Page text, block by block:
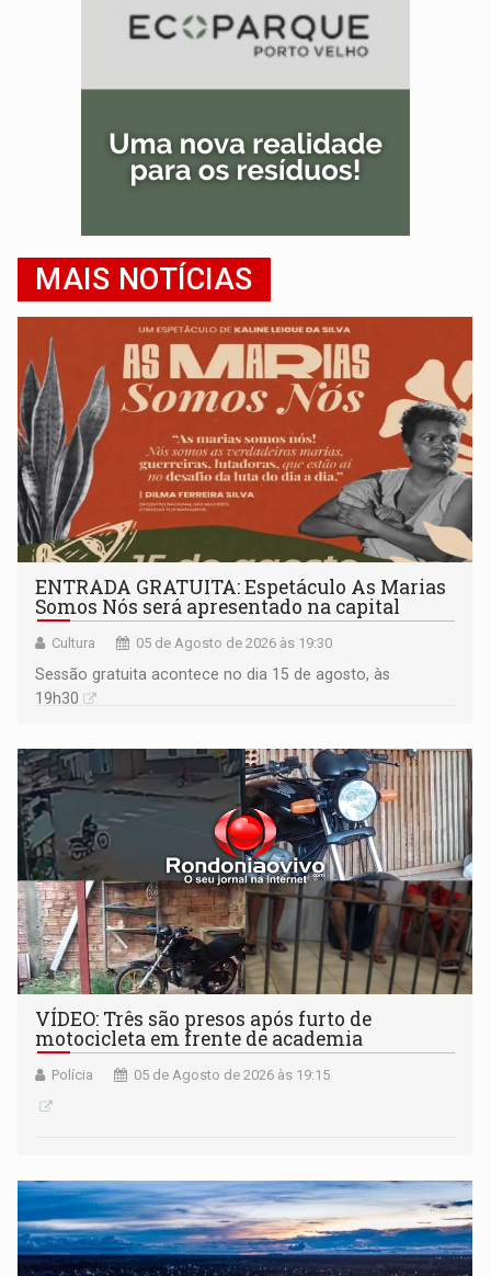
MAIS NOTÍCIAS
ENTRADA GRATUITA: Espetáculo As Marias
Somos Nós será apresentado na capital
Cultura 05 de Agosto de 2026 às 19:30
Sessão gratuita acontece no dia 15 de agosto, às
19h30
VÍDEO: Três são presos após furto de
motocicleta em frente de academia
Polícia 05 de Agosto de 2026 às 19:15